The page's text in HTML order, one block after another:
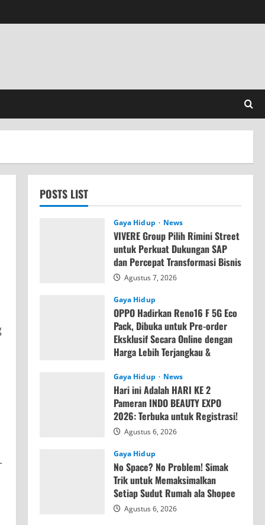
POSTS LIST
Gaya Hidup News
VIVERE Group Pilih Rimini Street
untuk Perkuat Dukungan SAP
dan Percepat Transformasi Bisnis
Agustus 7, 2026
Gaya Hidup
OPPO Hadirkan Reno16 F 5G Eco
Pack, Dibuka untuk Pre-order
Eksklusif Secara Online dengan
Harga Lebih Terjangkau &
Agustus 7, 2026
Gaya Hidup News
Hari ini Adalah HARI KE 2
Pameran INDO BEAUTY EXPO
2026: Terbuka untuk Registrasi!
Agustus 6, 2026
Gaya Hidup
No Space? No Problem! Simak
Trik untuk Memaksimalkan
Setiap Sudut Rumah ala Shopee
Agustus 6, 2026